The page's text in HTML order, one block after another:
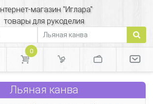
магазин "Иглара"
товары для рукоделия
0
Льяная канва